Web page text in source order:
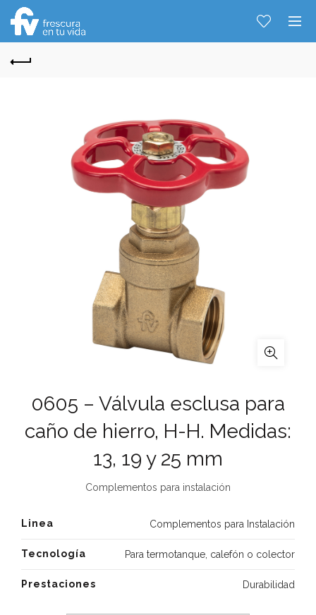
0605 – Válvula esclusa para
caño de hierro, H-H. Medidas:
13, 19 y 25 mm
Complementos para instalación
Linea Complementos para Instalación
Tecnología Para termotanque, calefón o colector
Prestaciones Durabilidad
Hablemos...
Solo tenes que decirme: Hola